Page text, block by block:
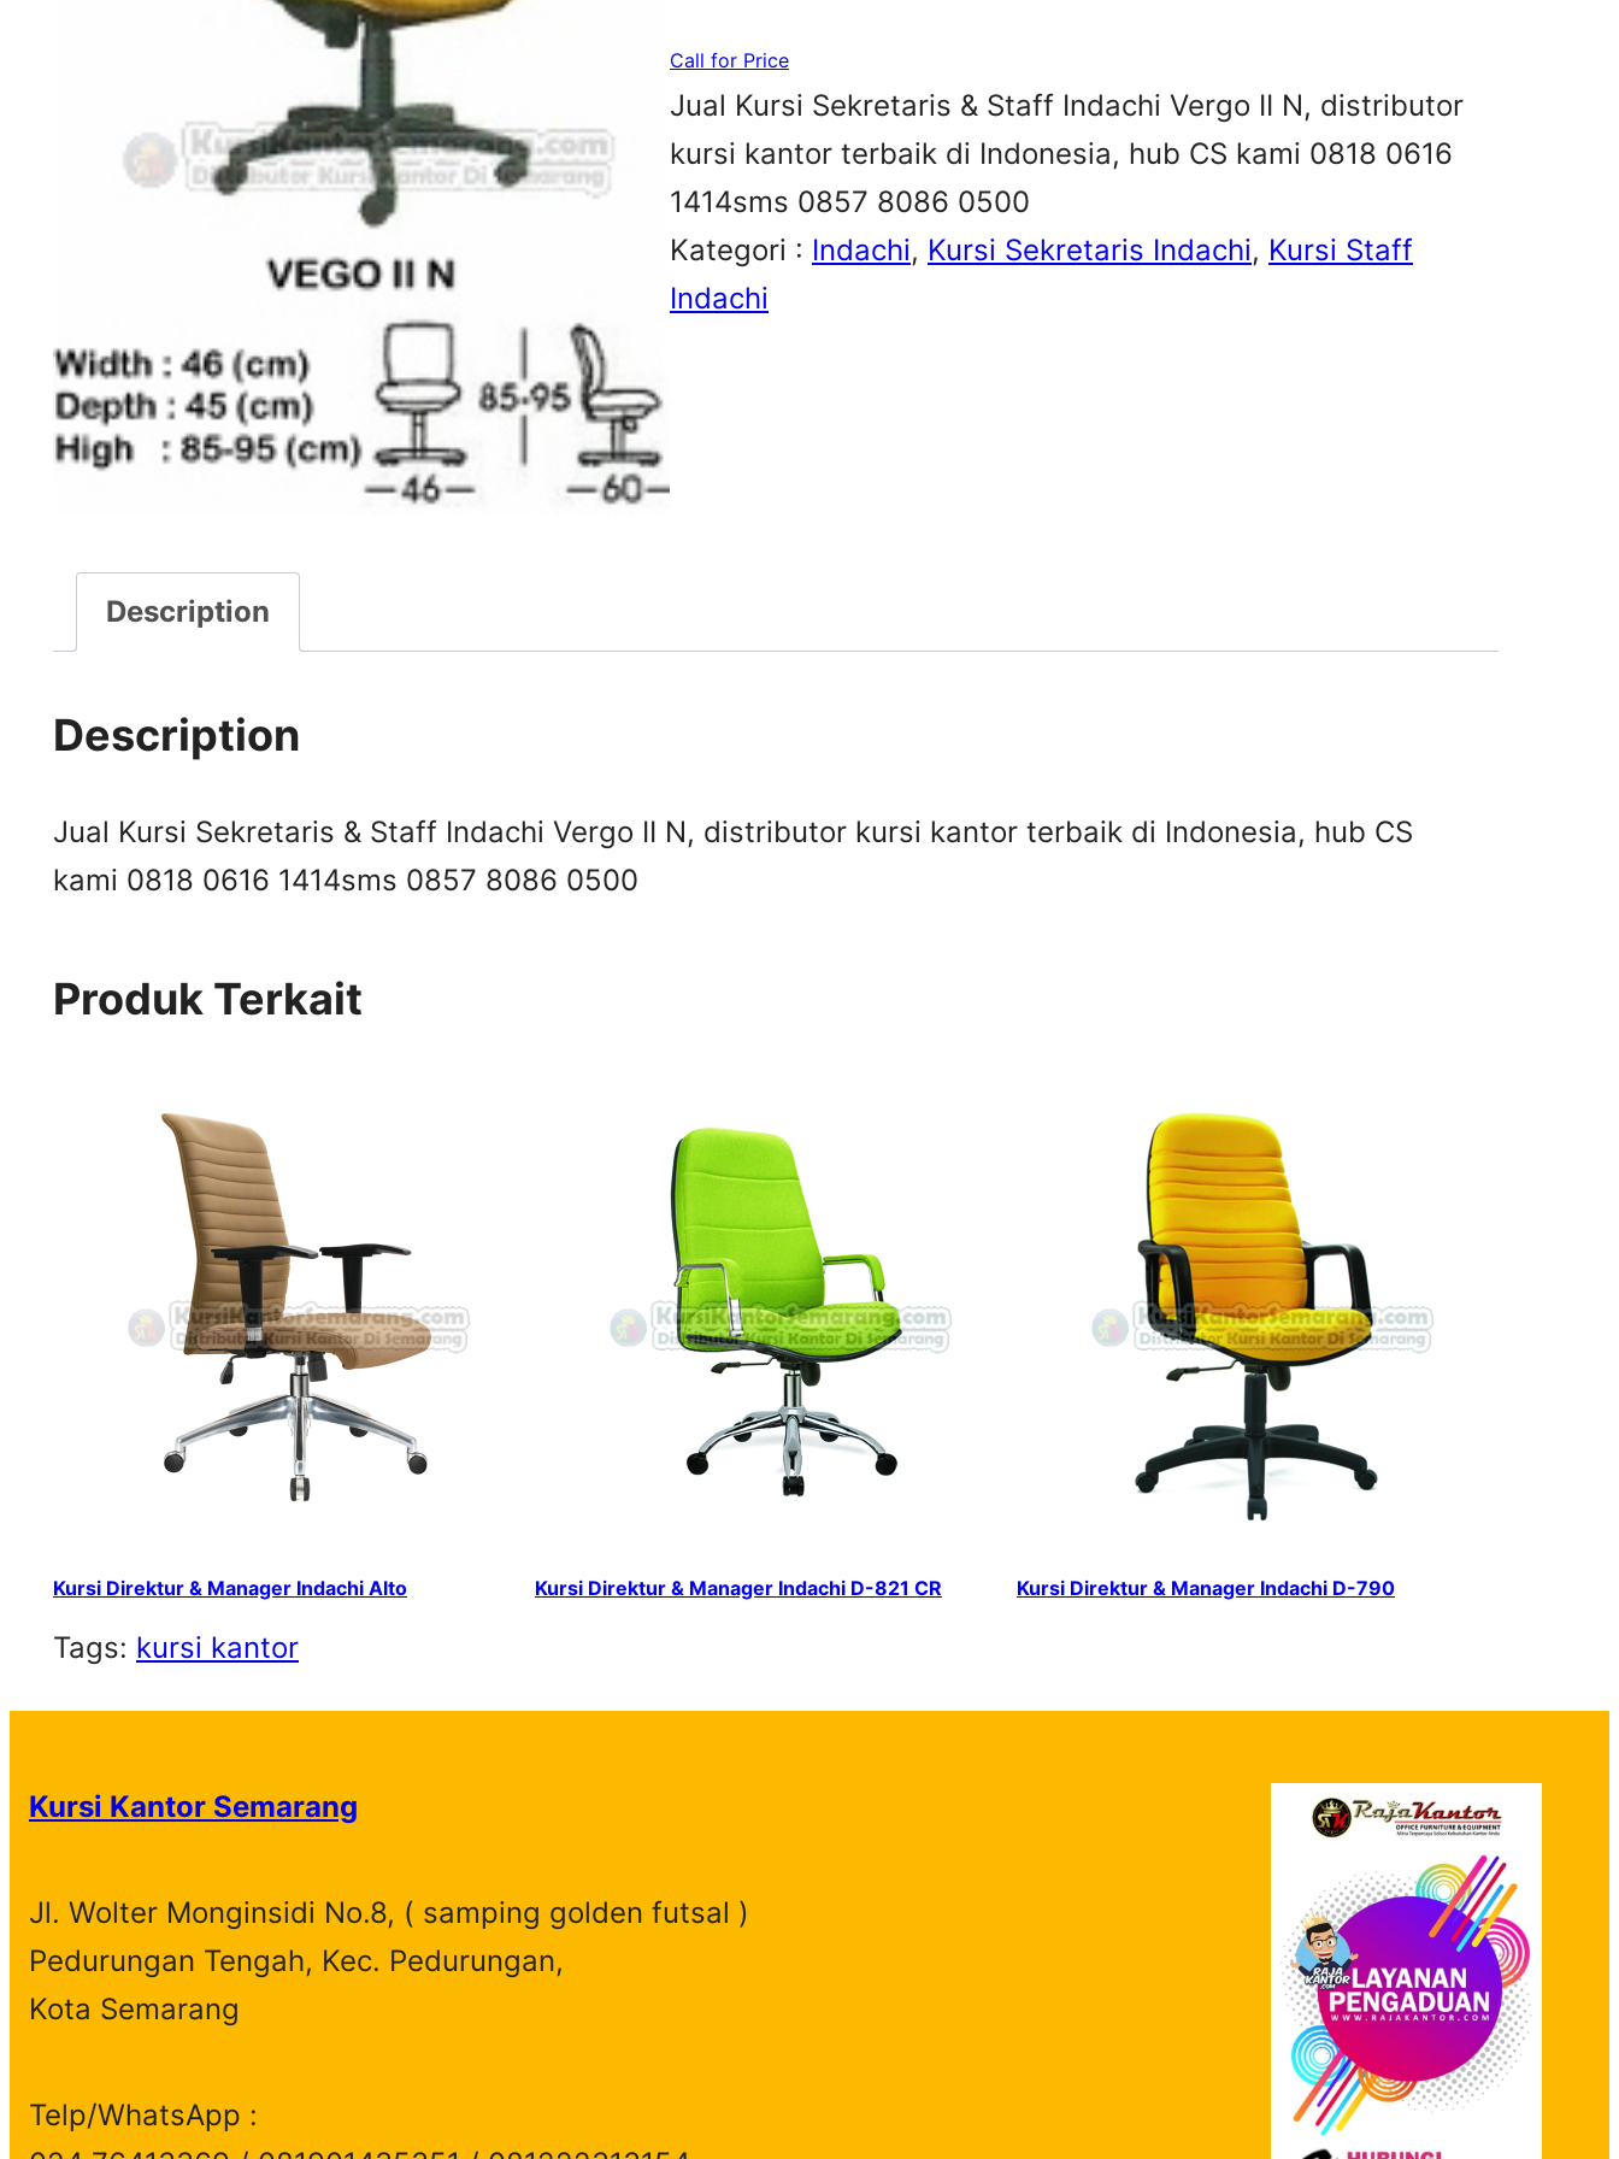
Call for Price
Jual Kursi Sekretaris & Staff Indachi Vergo II N, distributor
kursi kantor terbaik di Indonesia, hub CS kami 0818 0616
1414sms 0857 8086 0500
Kategori : Indachi, Kursi Sekretaris Indachi, Kursi Staff
Indachi
Description
Description
Jual Kursi Sekretaris & Staff Indachi Vergo II N, distributor kursi kantor terbaik di Indonesia, hub CS
kami 0818 0616 1414sms 0857 8086 0500
Produk Terkait
Kursi Direktur & Manager Indachi Alto Kursi Direktur & Manager Indachi D-821 CR Kursi Direktur & Manager Indachi D-790
Tags: kursi kantor
Kursi Kantor Semarang
Jl. Wolter Monginsidi No.8, ( samping golden futsal )
Pedurungan Tengah, Kec. Pedurungan,
Kota Semarang
Telp/WhatsApp :